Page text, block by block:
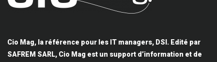
Cio Mag, la référence pour les IT managers, DSI. Edité par
SAFREM SARL, Cio Mag est un support d’information et de